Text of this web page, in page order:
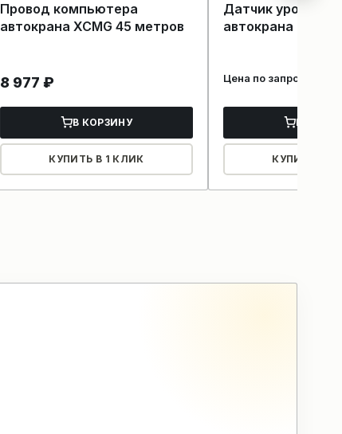
Провод компьютера
автокрана XCMG 45 метров
8 977 ₽
В КОРЗИНУ
КУПИТЬ В 1 КЛИК
Датчик уровня
автокрана
Цена по запросу
В
КУПИТЬ В 1